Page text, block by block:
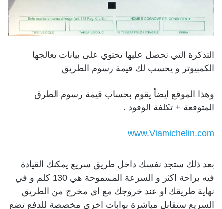
التذكرة التي تحصل عليها تحتوي على بيانات يعالجها
الكمبيوتر و يحسب لك قيمة رسوم الطريق
وهذا الموقع ايضاً يقوم بحساب قيمة رسوم الطرق
المتوقعة + تكلفة الوقود .
www.Viamichelin.com
بعد ذلك ستجد نفسك داخل طريق سريع يمكنك القيادة
فيه براحة اكثر و السرعة المسموحة هي 130 كلم و في
نهاية طريقك او عند خروجك مع اي مخرج من الطريق
السريع ستقابل مباشرة بوابات اخرى مخصصة للدفع تضع